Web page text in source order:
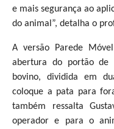
e mais segurança ao
do animal”, detalha o
A versão Parede
abertura do portão de
bovino, dividida em
coloque a pata para
também ressalta
operador e para o